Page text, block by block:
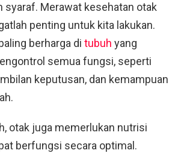
syaraf. Merawat kesehatan otak
penting untuk kita lakukan.
berharga di tubuh yang
semua fungsi, seperti
keputusan, dan kemampuan
otak juga memerlukan nutrisi
berfungsi secara optimal.